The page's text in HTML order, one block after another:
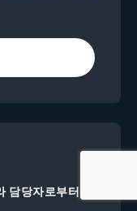
담당자로부터 연